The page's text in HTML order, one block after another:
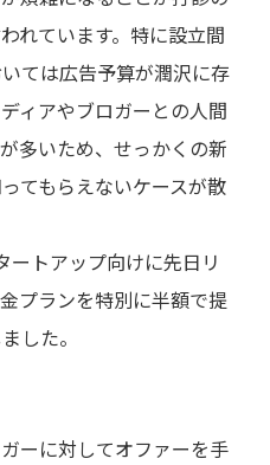
れています。特に設立間
ては広告予算が潤沢に存
ィアやブロガーとの人間
多いため、せっかくの新
てもらえないケースが散
ートアップ向けに先日リ
プランを特別に半額で提
した。
ーに対してオファーを手